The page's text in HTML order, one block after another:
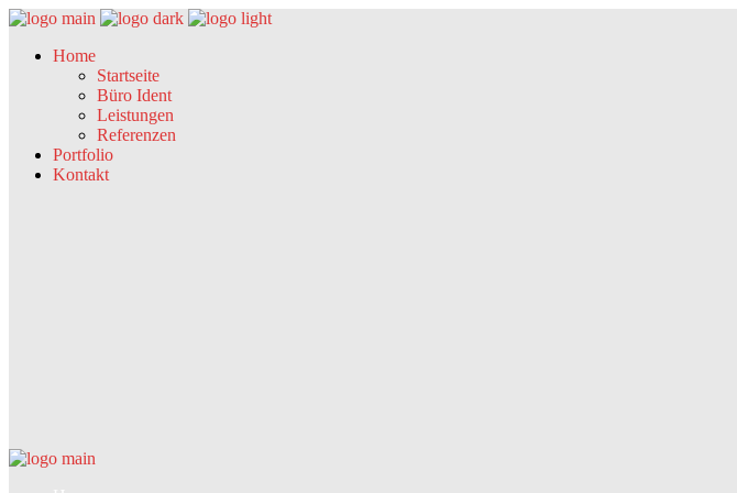
Home
Startseite
Büro Ident
Leistungen
Referenzen
Portfolio
Kontakt